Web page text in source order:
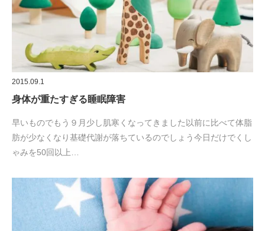
2015.09.1
身体が重たすぎる睡眠障害
早いものでもう９月少し肌寒くなってきました以前に比べて体脂
肪が少なくなり基礎代謝が落ちているのでしょう今日だけでくし
ゃみを50回以上…